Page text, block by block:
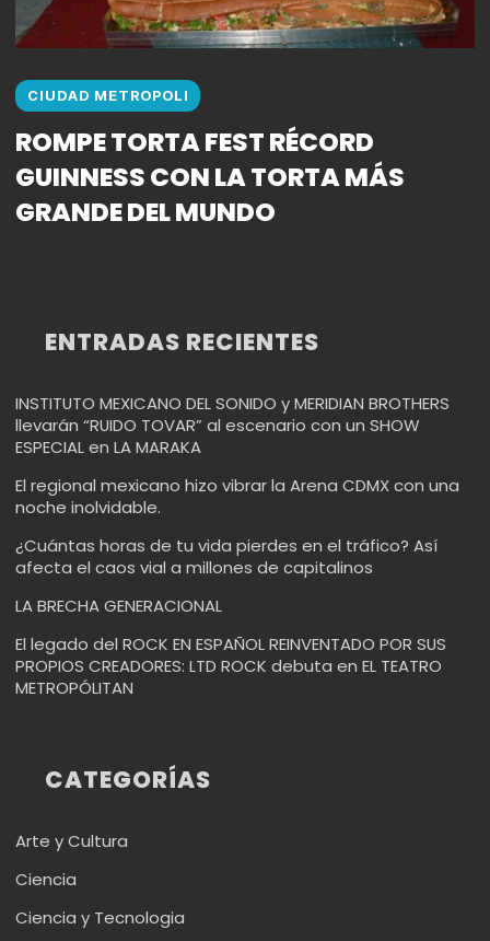
CIUDAD METROPOLI
ROMPE TORTA FEST RÉCORD
GUINNESS CON LA TORTA MÁS
GRANDE DEL MUNDO
ENTRADAS RECIENTES
INSTITUTO MEXICANO DEL SONIDO y MERIDIAN BROTHERS
llevarán “RUIDO TOVAR” al escenario con un SHOW
ESPECIAL en LA MARAKA
El regional mexicano hizo vibrar la Arena CDMX con una
noche inolvidable.
¿Cuántas horas de tu vida pierdes en el tráfico? Así
afecta el caos vial a millones de capitalinos
LA BRECHA GENERACIONAL
El legado del ROCK EN ESPAÑOL REINVENTADO POR SUS
PROPIOS CREADORES: LTD ROCK debuta en EL TEATRO
METROPÓLITAN
CATEGORÍAS
Arte y Cultura
Ciencia
Ciencia y Tecnologia